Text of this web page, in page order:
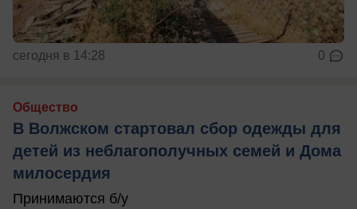
сегодня в 14:28 0
Общество
В Волжском стартовал сбор одежды для
детей из неблагополучных семей и Дома
милосердия
Принимаются б/у